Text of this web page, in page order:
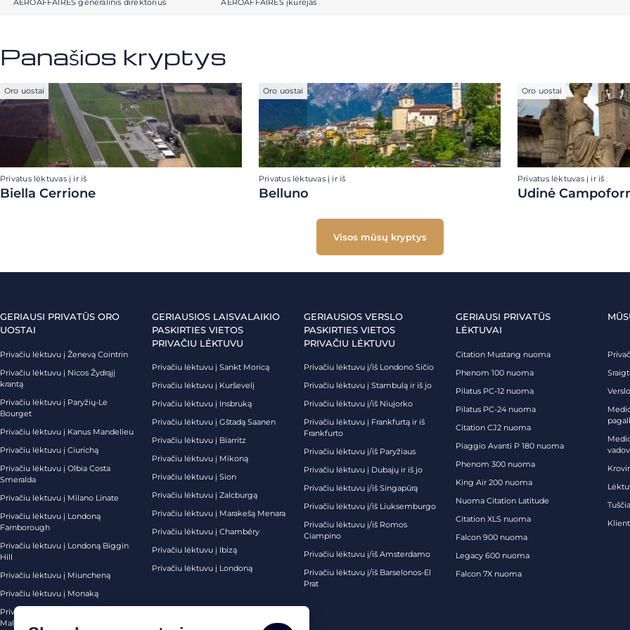
AEROAFFAIRES generalinis direktorius AEROAFFAIRES įkūrėjas
Panašios kryptys
Oro uostai
Privatus lėktuvas į ir iš
Biella Cerrione
Oro uostai
Privatus lėktuvas į ir iš
Belluno
Oro uostai
Privatus lėktuvas į ir iš
Udinė
Visos mūsų kryptys
GERIAUSI PRIVATŪS ORO
UOSTAI
Privačiu lėktuvu į Ženevą Cointrin
Privačiu lėktuvu į Nicos Žydrąjį
krantą
Privačiu lėktuvu į Paryžių-Le
Bourget
Privačiu lėktuvu į Kanus Mandelieu
Privačiu lėktuvu į Ciurichą
Privačiu lėktuvu į Olbia Costa
Smeralda
Privačiu lėktuvu į Milano Linate
Privačiu lėktuvu į Londoną
Farnborough
Privačiu lėktuvu į Londoną Biggin
Hill
Privačiu lėktuvu į Miuncheną
Privačiu lėktuvu į Monaką
Privačiu lėktuvu į Palma de
Maljorką
GERIAUSIOS LAISVALAIKIO
PASKIRTIES VIETOS
PRIVAČIU LĖKTUVU
Privačiu lėktuvu į Sankt Moricą
Privačiu lėktuvu į Kurševelį
Privačiu lėktuvu į Insbruką
Privačiu lėktuvu į Gštadą Saanen
Privačiu lėktuvu į Biarritz
Privačiu lėktuvu į Mikoną
Privačiu lėktuvu į Sion
Privačiu lėktuvu į Zalcburgą
Privačiu lėktuvu į Marakešą Menara
Privačiu lėktuvu į Chambéry
Privačiu lėktuvu į Ibizą
Privačiu lėktuvu į Londoną
GERIAUSIOS VERSLO
PASKIRTIES VIETOS
PRIVAČIU LĖKTUVU
Privačiu lėktuvu į/iš Londono Sičio
Privačiu lėktuvu į Stambulą ir iš jo
Privačiu lėktuvu į/iš Niujorko
Privačiu lėktuvu į Frankfurtą ir iš
Frankfurto
Privačiu lėktuvu į/iš Paryžiaus
Privačiu lėktuvu į Dubajų ir iš jo
Privačiu lėktuvu į/iš Singapūrą
Privačiu lėktuvu į/iš Liuksemburgo
Privačiu lėktuvu į/iš Romos
Ciampino
Privačiu lėktuvu į/iš Amsterdamo
Privačiu lėktuvu į/iš Barselonos-El
Prat
GERIAUSI PRIVATŪS
LĖKTUVAI
Citation Mustang nuoma
Phenom 100 nuoma
Pilatus PC-12 nuoma
Pilatus PC-24 nuoma
Citation CJ2 nuoma
Piaggio Avanti P 180 nuoma
Phenom 300 nuoma
King Air 200 nuoma
Nuoma Citation Latitude
Citation XLS nuoma
Falcon 900 nuoma
Legacy 600 nuoma
Falcon 7X nuoma